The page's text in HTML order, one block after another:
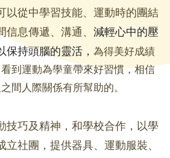
以從中學習技能、運動時的團結
息傳遞、溝通、 減輕心中的壓
保持頭腦的靈活， 為得美好成績
到運動為學童帶來好習慣，相信
間人際關係有所幫助的。
技巧及精神，和學校合作，以學
立社團，提供器具、運動服裝、